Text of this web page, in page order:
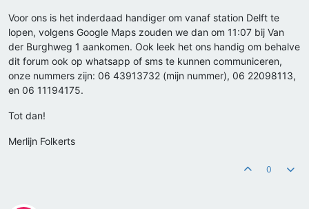
Voor ons is het inderdaad handiger om vanaf station Delft te
lopen, volgens Google Maps zouden we dan om 11:07 bij Van
der Burghweg 1 aankomen. Ook leek het ons handig om behalve
dit forum ook op whatsapp of sms te kunnen communiceren,
onze nummers zijn: 06 43913732 (mijn nummer), 06 22098113,
en 06 11194175.
Tot dan!
Merlijn Folkerts
0